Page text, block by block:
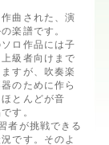
曲された、演
楽譜です。
ロ作品には子
級者向けまで
すが、吹奏楽
のために作ら
とんどが音
す。
者が挑戦できる
です。そのよ